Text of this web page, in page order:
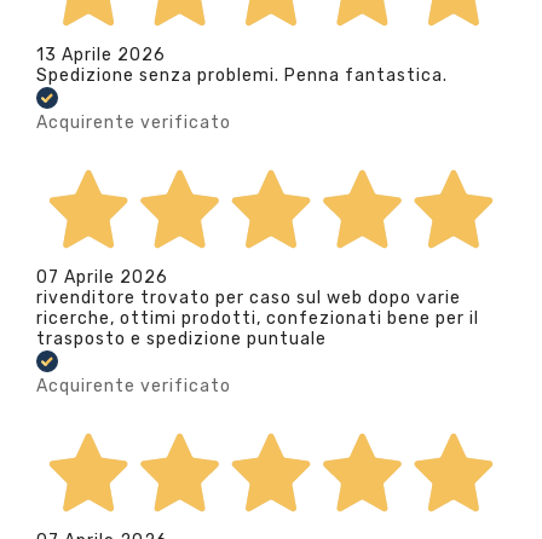
13 Aprile 2026
Spedizione senza problemi. Penna fantastica.
Acquirente verificato
07 Aprile 2026
rivenditore trovato per caso sul web dopo varie
ricerche, ottimi prodotti, confezionati bene per il
trasposto e spedizione puntuale
Acquirente verificato